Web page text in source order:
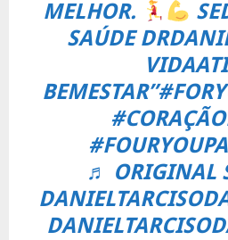
MELHOR.
SAÚDE
BEMESTAR”
♬ ORIGINAL